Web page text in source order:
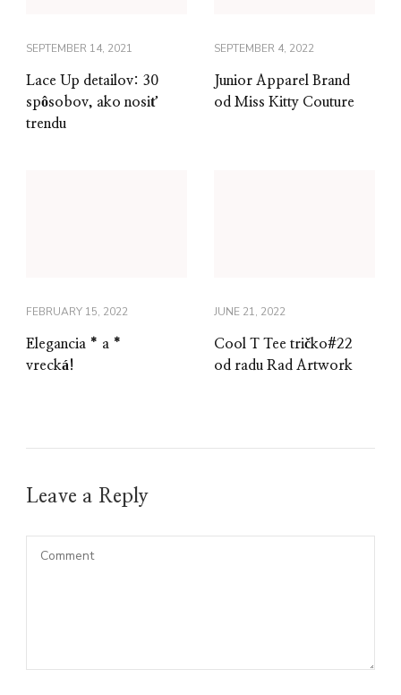
SEPTEMBER 14, 2021
Lace Up detailov: 30
spôsobov, ako nosiť
trendu
SEPTEMBER 4, 2022
Junior Apparel Brand
od Miss Kitty Couture
FEBRUARY 15, 2022
Elegancia * a *
vrecká!
JUNE 21, 2022
Cool T Tee tričko#22
od radu Rad Artwork
Leave a Reply